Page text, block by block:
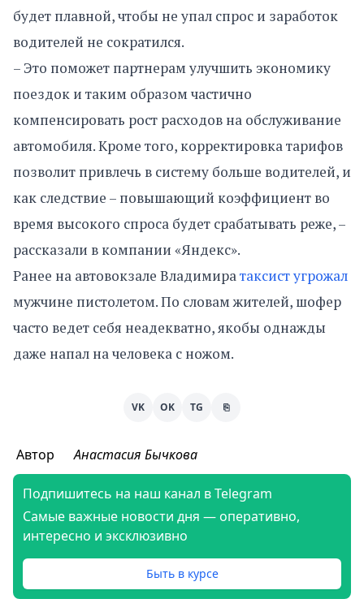
будет плавной, чтобы не упал спрос и заработок
водителей не сократился.
– Это поможет партнерам улучшить экономику
поездок и таким образом частично
компенсировать рост расходов на обслуживание
автомобиля. Кроме того, корректировка тарифов
позволит привлечь в систему больше водителей, и
как следствие – повышающий коэффициент во
время высокого спроса будет срабатывать реже, –
рассказали в компании «Яндекс».
Ранее на автовокзале Владимиратаксист угрожал
мужчине пистолетом. По словам жителей, шофер
часто ведет себя неадекватно, якобы однажды
даже напал на человека с ножом.
VK OK TG ⎘
Автор Анастасия Бычкова
Подпишитесь на наш канал в Telegram
Самые важные новости дня — оперативно,
интересно и эксклюзивно
Быть в курсе